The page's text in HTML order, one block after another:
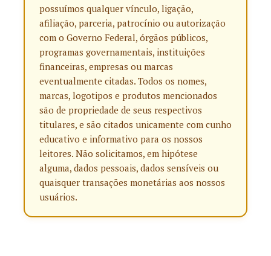
possuímos qualquer vínculo, ligação,
afiliação, parceria, patrocínio ou autorização
com o Governo Federal, órgãos públicos,
programas governamentais, instituições
financeiras, empresas ou marcas
eventualmente citadas. Todos os nomes,
marcas, logotipos e produtos mencionados
são de propriedade de seus respectivos
titulares, e são citados unicamente com cunho
educativo e informativo para os nossos
leitores. Não solicitamos, em hipótese
alguma, dados pessoais, dados sensíveis ou
quaisquer transações monetárias aos nossos
usuários.